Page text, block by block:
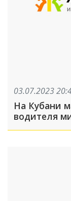
03.07.2023
На Кубани
водителя